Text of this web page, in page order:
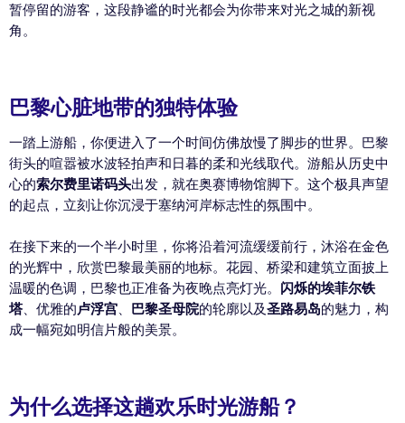
暂停留的游客，这段静谧的时光都会为你带来对光之城的新视
角。
巴黎心脏地带的独特体验
一踏上游船，你便进入了一个时间仿佛放慢了脚步的世界。巴黎
街头的喧嚣被水波轻拍声和日暮的柔和光线取代。游船从历史中
心的索尔费里诺码头出发，就在奥赛博物馆脚下。这个极具声望
的起点，立刻让你沉浸于塞纳河岸标志性的氛围中。
在接下来的一个半小时里，你将沿着河流缓缓前行，沐浴在金色
的光辉中，欣赏巴黎最美丽的地标。花园、桥梁和建筑立面披上
温暖的色调，巴黎也正准备为夜晚点亮灯光。 闪烁的埃菲尔铁
塔、优雅的卢浮宫 巴黎圣母院的轮廓以及圣路易岛的魅力，构
成一幅宛如明信片般的美景。
为什么选择这趟欢乐时光游船？